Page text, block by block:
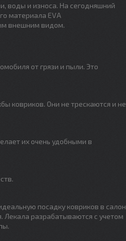
воды и износа. На сегодняшний
материала EVA
внешним видом.
от грязи и пыли. Это
ковриков. Они не трескаются и не
их очень удобными в
посадку ковриков в
Лекала разрабатываются с учетом